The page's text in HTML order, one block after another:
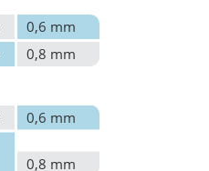
0,6 mm
0,8 mm
0,6 mm
0,8 mm